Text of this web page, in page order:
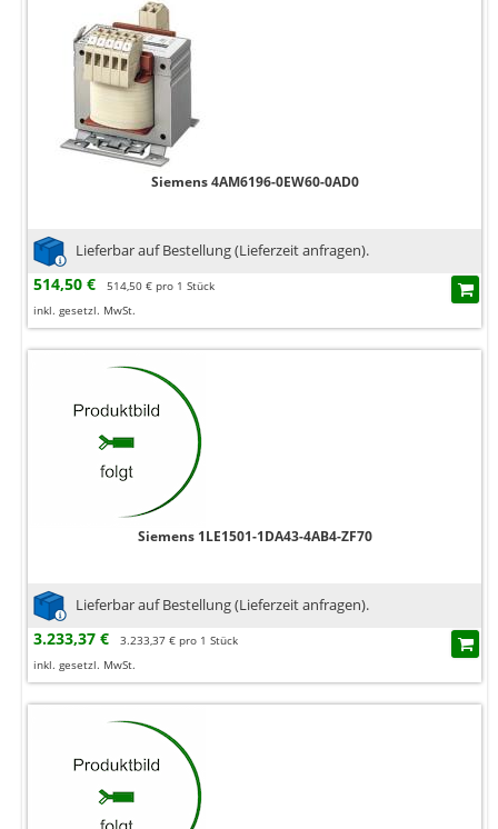
Siemens 4AM6196-0EW60-0AD0
Lieferbar auf Bestellung (Lieferzeit anfragen).
514,50 €
514,50 € pro 1 Stück
inkl. gesetzl. MwSt.
Siemens 1LE1501-1DA43-4AB4-ZF70
Lieferbar auf Bestellung (Lieferzeit anfragen).
3.233,37 €
3.233,37 € pro 1 Stück
inkl. gesetzl. MwSt.